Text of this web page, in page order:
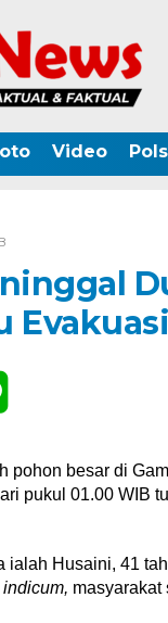
Video
pohon besar di
pukul 01.00 WIB
ialah Husaini, 41
masyarakat